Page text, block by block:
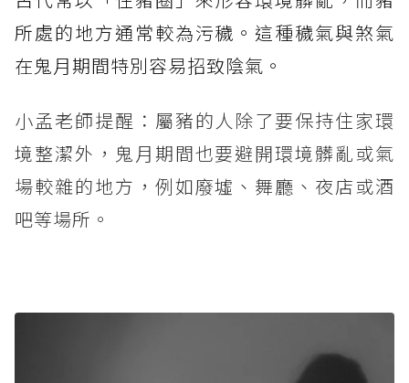
所處的地方通常較為污穢。這種穢氣與煞氣
在鬼月期間特別容易招致陰氣。
小孟老師提醒：屬豬的人除了要保持住家環
境整潔外，鬼月期間也要避開環境髒亂或氣
場較雜的地方，例如廢墟、舞廳、夜店或酒
吧等場所。